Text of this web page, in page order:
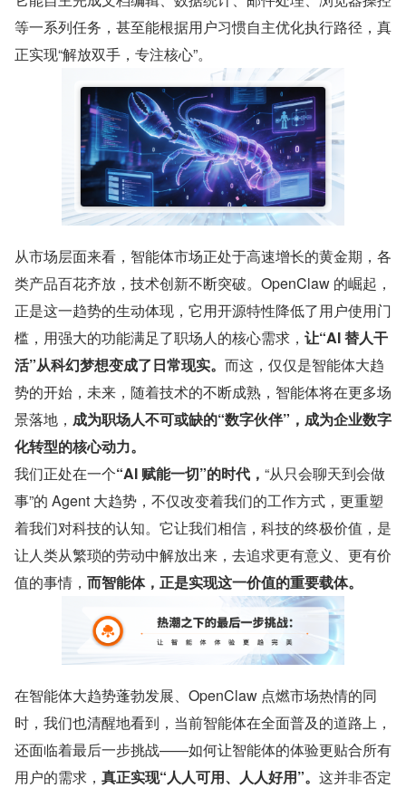
等一系列任务，甚至能根据用户习惯自主优化执行路径，真
正实现“解放双手，专注核心”。
从市场层面来看，智能体市场正处于高速增长的黄金期，各
类产品百花齐放，技术创新不断突破。OpenClaw 的崛起，
正是这一趋势的生动体现，它用开源特性降低了用户使用门
槛，用强大的功能满足了职场人的核心需求， 让“AI 替人干
活”从科幻梦想变成了日常现实。 而这，仅仅是智能体大趋
势的开始，未来，随着技术的不断成熟，智能体将在更多场
景落地， 成为职场人不可或缺的“数字伙伴”，成为企业数字
化转型的核心动力。
我们正处在一个“AI 赋能一切”的时代， “从只会聊天到会做
事”的 Agent 大趋势，不仅改变着我们的工作方式，更重塑
着我们对科技的认知。它让我们相信，科技的终极价值，是
让人类从繁琐的劳动中解放出来，去追求更有意义、更有价
值的事情， 而智能体，正是实现这一价值的重要载体。
在智能体大趋势蓬勃发展、OpenClaw 点燃市场热情的同
时，我们也清醒地看到，当前智能体在全面普及的道路上，
还面临着最后一步挑战——如何让智能体的体验更贴合所有
用户的需求， 真正实现“人人可用、人人好用”。 这并非否定